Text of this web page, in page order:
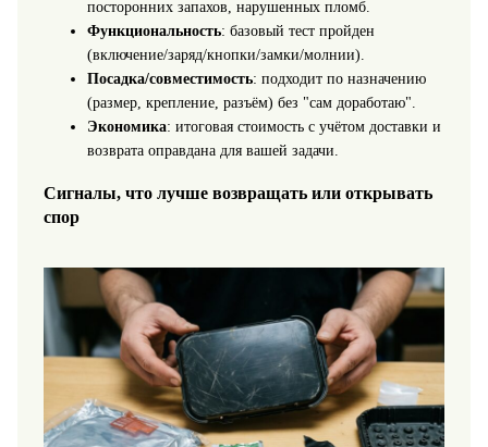
посторонних запахов, нарушенных пломб.
Функциональность: базовый тест пройден
(включение/заряд/кнопки/замки/молнии).
Посадка/совместимость: подходит по назначению
(размер, крепление, разъём) без "сам доработаю".
Экономика: итоговая стоимость с учётом доставки и
возврата оправдана для вашей задачи.
Сигналы, что лучше возвращать или открывать
спор